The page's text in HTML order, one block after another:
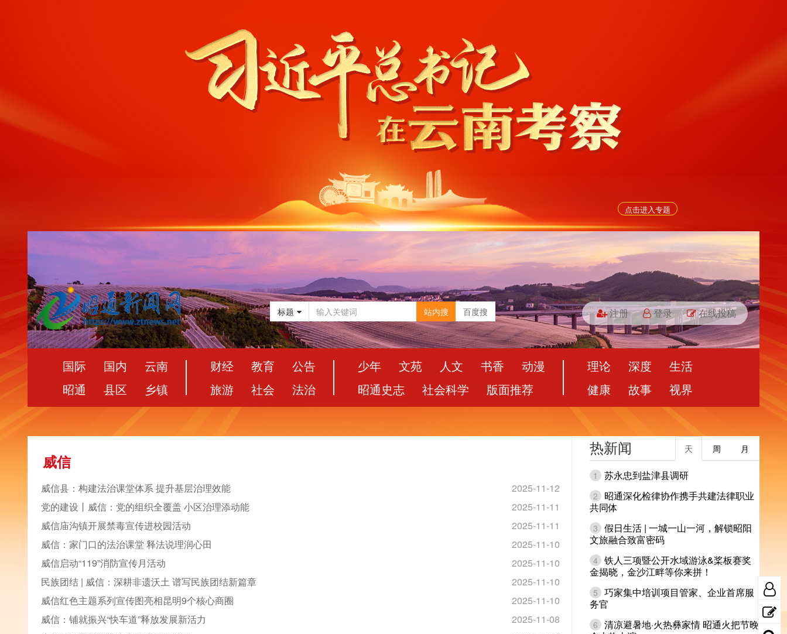
点击进入专题
标题 站内搜 百度搜 注册 登录 在线投稿
国际 国内
云南
昭通
县区 乡镇
财经 教育
公告
旅游
社会 法治
少年 文苑 人文 书香
动漫
昭通史志
社会科学 版面推荐
理论 深度
生活
健康
故事 视界
威信
2025-11-12
威信县：构建法治课堂体系 提升基层治理效能
2025-11-11
党的建设丨威信：党的组织全覆盖 小区治理添动能
2025-11-11
威信庙沟镇开展禁毒宣传进校园活动
2025-11-10
威信：家门口的法治课堂 释法说理润心田
2025-11-10
威信启动“119”消防宣传月活动
2025-11-10
民族团结 | 威信：深耕非遗沃土 谱写民族团结新篇章
2025-11-10
威信红色主题系列宣传图亮相昆明9个核心商圈
2025-11-08
威信：铺就振兴“快车道”释放发展新活力
热新闻 月
周
天
1 苏永忠到盐津县调研
2
昭通深化检律协作携手共建法律职业
共同体
3 假日生活 | 一城一山一河，解锁昭阳
文旅融合致富密码
4 铁人三项暨公开水域游泳&桨板赛奖
金揭晓，金沙江畔等你来拼！
5 巧家集中培训项目管家、企业首席服
务官
6 清凉避暑地·火热彝家情 昭通火把节晚